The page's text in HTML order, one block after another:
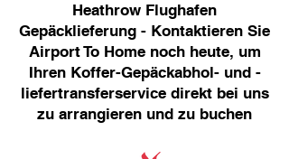
Heathrow Flughafen
Gepäcklieferung - Kontaktieren Sie
Airport To Home noch heute, um
Ihren Koffer-Gepäckabhol- und -
liefertransferservice direkt bei uns
zu arrangieren und zu buchen